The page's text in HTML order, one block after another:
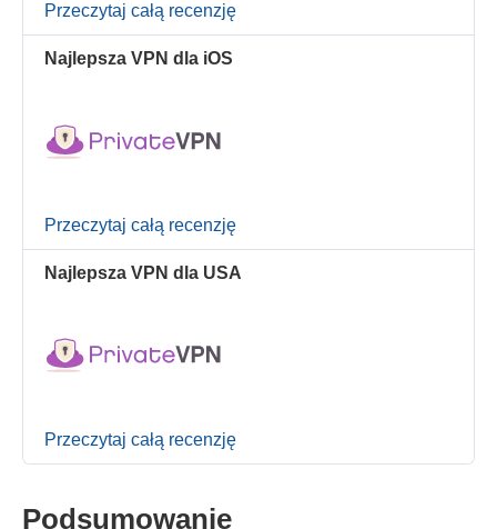
Przeczytaj całą recenzję
Najlepsza VPN dla iOS
Przeczytaj całą recenzję
Najlepsza VPN dla USA
Przeczytaj całą recenzję
Podsumowanie